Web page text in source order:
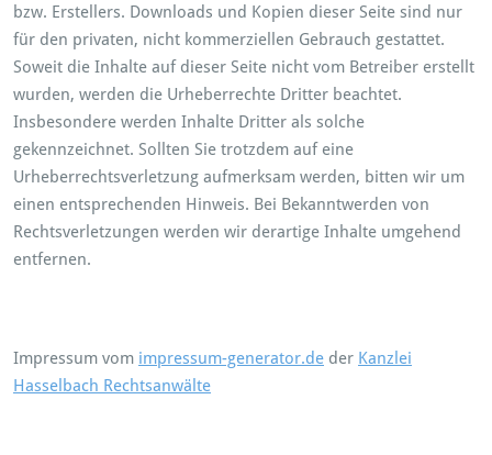
bzw. Erstellers. Downloads und Kopien dieser Seite sind nur
für den privaten, nicht kommerziellen Gebrauch gestattet.
Soweit die Inhalte auf dieser Seite nicht vom Betreiber erstellt
wurden, werden die Urheberrechte Dritter beachtet.
Insbesondere werden Inhalte Dritter als solche
gekennzeichnet. Sollten Sie trotzdem auf eine
Urheberrechtsverletzung aufmerksam werden, bitten wir um
einen entsprechenden Hinweis. Bei Bekanntwerden von
Rechtsverletzungen werden wir derartige Inhalte umgehend
entfernen.
Impressum vom impressum-generator.de der Kanzlei
Hasselbach Rechtsanwälte